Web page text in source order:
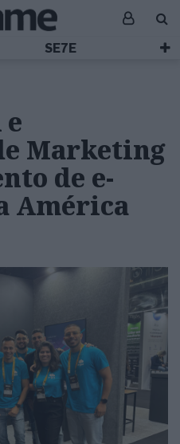
SE7E
Marketing
de e-
América